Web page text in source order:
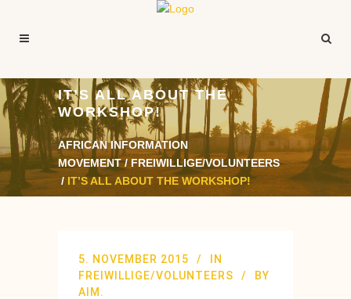
IT’S ALL ABOUT THE
WORKSHOP!
AFRICAN INFORMATION
MOVEMENT/FREIWILLIGE/VOLUNTEERS
/ IT’S ALL ABOUT THE WORKSHOP!
5. NOVEMBER 2015
IN
FREIWILLIGE/VOLUNTEERS
BY
AIM.